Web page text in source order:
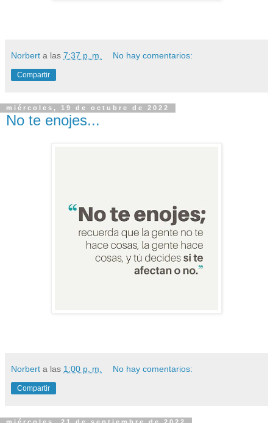
Norbert a las 7:37 p. m. No hay comentarios:
Compartir
miércoles, 19 de octubre de 2022
No te enojes...
Norbert a las 1:00 p. m. No hay comentarios:
Compartir